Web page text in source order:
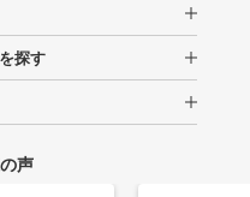
探す
声